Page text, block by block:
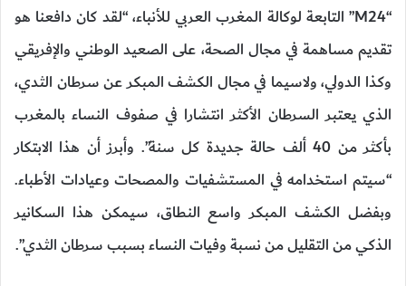
“M24” التابعة لوكالة المغرب العربي للأنباء، “لقد كان دافعنا هو
تقديم مساهمة في مجال الصحة، على الصعيد الوطني والإفريقي
وكذا الدولي، ولاسيما في مجال الكشف المبكر عن سرطان الثدي،
الذي يعتبر السرطان الأكثر انتشارا في صفوف النساء بالمغرب
بأكثر من 40 ألف حالة جديدة كل سنة”. وأبرز أن هذا الابتكار
“سيتم استخدامه في المستشفيات والمصحات وعيادات الأطباء.
وبفضل الكشف المبكر واسع النطاق، سيمكن هذا السكانير
الذكي من التقليل من نسبة وفيات النساء بسبب سرطان الثدي”.